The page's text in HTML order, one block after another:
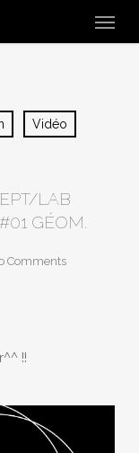
Vidéo
LAB
GÉOM.
Comments
!!